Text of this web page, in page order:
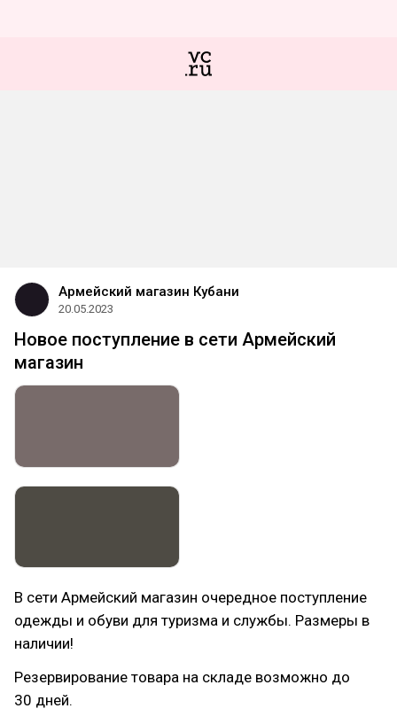
Армейский магазин Кубани
20.05.2023
Новое поступление в сети Армейский
магазин
В сети Армейский магазин очередное поступление
одежды и обуви для туризма и службы. Размеры в
наличии!
Резервирование товара на складе возможно до
30 дней.